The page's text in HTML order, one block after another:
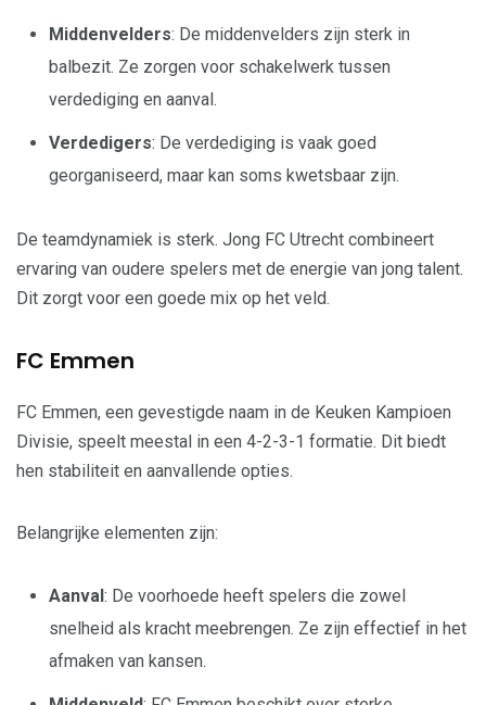
Middenvelders: De middenvelders zijn sterk in
balbezit. Ze zorgen voor schakelwerk tussen
verdediging en aanval.
Verdedigers: De verdediging is vaak goed
georganiseerd, maar kan soms kwetsbaar zijn.
De teamdynamiek is sterk. Jong FC Utrecht combineert
ervaring van oudere spelers met de energie van jong talent.
Dit zorgt voor een goede mix op het veld.
FC Emmen
FC Emmen, een gevestigde naam in de Keuken Kampioen
Divisie, speelt meestal in een 4-2-3-1 formatie. Dit biedt
hen stabiliteit en aanvallende opties.
Belangrijke elementen zijn:
Aanval: De voorhoede heeft spelers die zowel
snelheid als kracht meebrengen. Ze zijn effectief in het
afmaken van kansen.